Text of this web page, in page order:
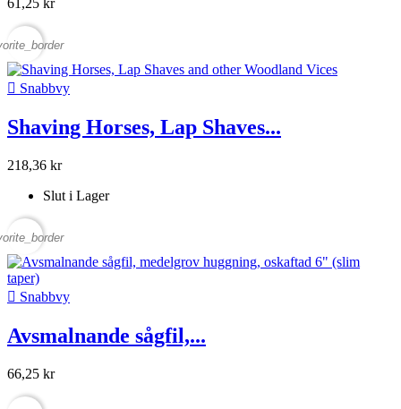
61,25 kr
 Snabbvy
Shaving Horses, Lap Shaves...
218,36 kr
Slut i Lager
 Snabbvy
Avsmalnande sågfil,...
66,25 kr